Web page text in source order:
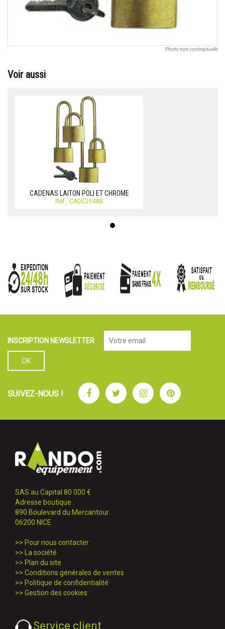
Photo non contractuelle
Voir aussi
CADENAS LAITON POLI ET CHROME
Réf.: CADE294AB
INSCRIPTION NEWSLETTER
SUIVEZ-NOUS ! FacebookTwitterInstagramPinterest
SAS au Capital 80 000 €
Adresse boutique :
890 Boulevard du Mercantour
06200 NICE
>> Pour nous contacter
>> La société
>> Plan du site
>> Conditions générales de ventes
>> Politique de confidentialité
>> Gestion des cookies
Service client